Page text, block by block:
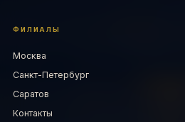
ФИЛИАЛЫ
Москва
Санкт-Петербург
Саратов
Контакты